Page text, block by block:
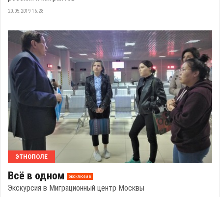
20.05.2019 16:28
ЭТНОПОЛЕ
Всё в одном эксклюзив
Экскурсия в Миграционный центр Москвы